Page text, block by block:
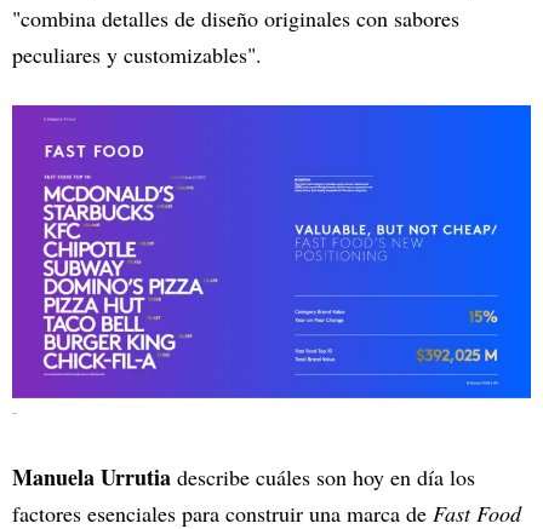
"combina detalles de diseño originales con sabores
peculiares y customizables".
-
Manuela Urrutia describe cuáles son hoy en día los
factores esenciales para construir una marca de Fast Food